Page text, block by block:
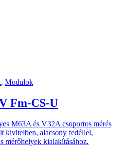
, Modulok
Fm-CS-U
M63A és V32A csoportos mérés
kivitelben, alacsony fedéllel,
mérőhelyek kialakításához.